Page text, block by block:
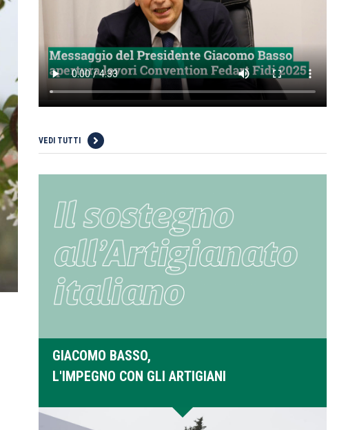
VEDI TUTTI
GIACOMO BASSO,
L'IMPEGNO CON GLI ARTIGIANI